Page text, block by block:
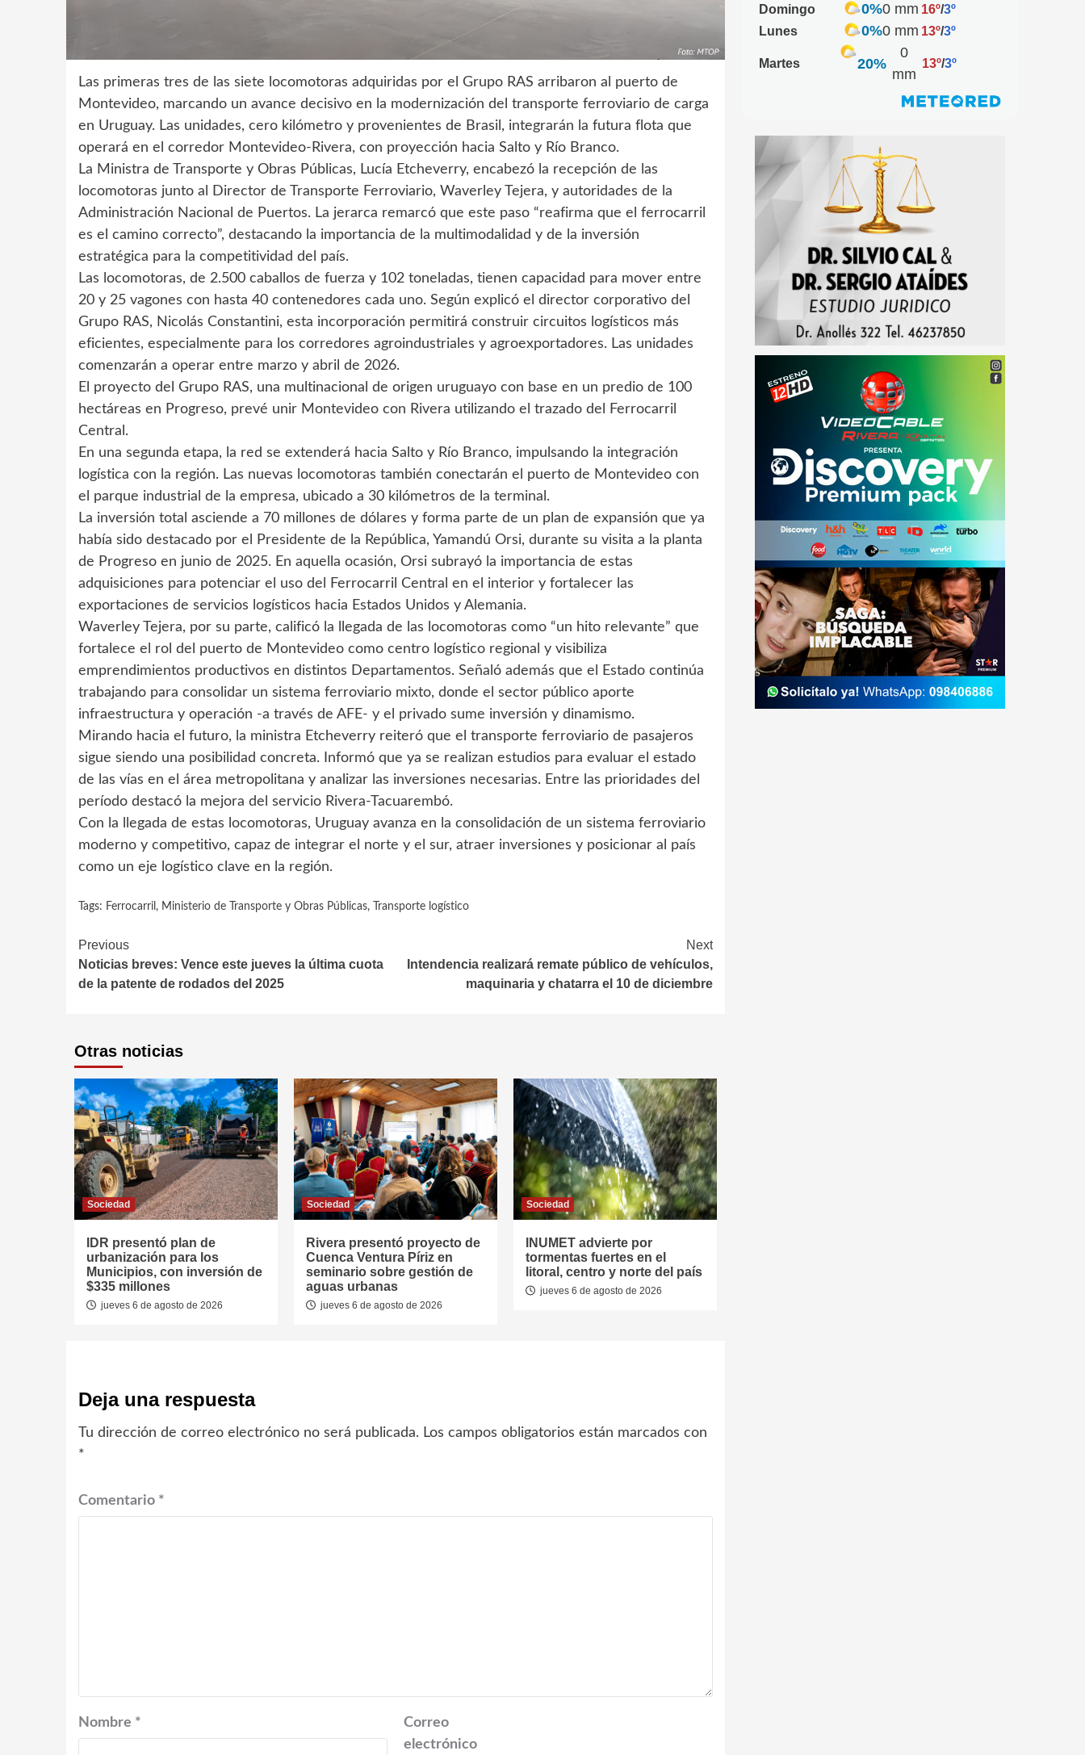
Las primeras tres de las siete locomotoras adquiridas por el Grupo RAS arribaron al puerto de
Montevideo, marcando un avance decisivo en la modernización del transporte ferroviario de carga
en Uruguay. Las unidades, cero kilómetro y provenientes de Brasil, integrarán la futura flota que
operará en el corredor Montevideo-Rivera, con proyección hacia Salto y Río Branco.
La Ministra de Transporte y Obras Públicas, Lucía Etcheverry, encabezó la recepción de las
locomotoras junto al Director de Transporte Ferroviario, Waverley Tejera, y autoridades de la
Administración Nacional de Puertos. La jerarca remarcó que este paso “reafirma que el ferrocarril
es el camino correcto”, destacando la importancia de la multimodalidad y de la inversión
estratégica para la competitividad del país.
Las locomotoras, de 2.500 caballos de fuerza y 102 toneladas, tienen capacidad para mover entre
20 y 25 vagones con hasta 40 contenedores cada uno. Según explicó el director corporativo del
Grupo RAS, Nicolás Constantini, esta incorporación permitirá construir circuitos logísticos más
eficientes, especialmente para los corredores agroindustriales y agroexportadores. Las unidades
comenzarán a operar entre marzo y abril de 2026.
El proyecto del Grupo RAS, una multinacional de origen uruguayo con base en un predio de 100
hectáreas en Progreso, prevé unir Montevideo con Rivera utilizando el trazado del Ferrocarril
Central.
En una segunda etapa, la red se extenderá hacia Salto y Río Branco, impulsando la integración
logística con la región. Las nuevas locomotoras también conectarán el puerto de Montevideo con
el parque industrial de la empresa, ubicado a 30 kilómetros de la terminal.
La inversión total asciende a 70 millones de dólares y forma parte de un plan de expansión que ya
había sido destacado por el Presidente de la República, Yamandú Orsi, durante su visita a la planta
de Progreso en junio de 2025. En aquella ocasión, Orsi subrayó la importancia de estas
adquisiciones para potenciar el uso del Ferrocarril Central en el interior y fortalecer las
exportaciones de servicios logísticos hacia Estados Unidos y Alemania.
Waverley Tejera, por su parte, calificó la llegada de las locomotoras como “un hito relevante” que
fortalece el rol del puerto de Montevideo como centro logístico regional y visibiliza
emprendimientos productivos en distintos Departamentos. Señaló además que el Estado continúa
trabajando para consolidar un sistema ferroviario mixto, donde el sector público aporte
infraestructura y operación -a través de AFE- y el privado sume inversión y dinamismo.
Mirando hacia el futuro, la ministra Etcheverry reiteró que el transporte ferroviario de pasajeros
sigue siendo una posibilidad concreta. Informó que ya se realizan estudios para evaluar el estado
de las vías en el área metropolitana y analizar las inversiones necesarias. Entre las prioridades del
período destacó la mejora del servicio Rivera-Tacuarembó.
Con la llegada de estas locomotoras, Uruguay avanza en la consolidación de un sistema ferroviario
moderno y competitivo, capaz de integrar el norte y el sur, atraer inversiones y posicionar al país
como un eje logístico clave en la región.
Tags: Ferrocarril , Ministerio de Transporte y Obras Públicas, Transporte logístico
Continue
Reading
Previous
Noticias breves: Vence este jueves la última cuota
de la patente de rodados del 2025
Next
Intendencia realizará remate público de vehículos,
maquinaria y chatarra el 10 de diciembre
Otras noticias
Sociedad
IDR presentó plan de
urbanización para los
Municipios, con inversión de
$335 millones
jueves 6 de agosto de 2026
Sociedad
Rivera presentó proyecto de
Cuenca Ventura Píriz en
seminario sobre gestión de
aguas urbanas
jueves 6 de agosto de 2026
Sociedad
INUMET advierte por
tormentas fuertes en el
litoral, centro y norte del país
jueves 6 de agosto de 2026
Deja una respuesta
Tu dirección de correo electrónico no será publicada. Los campos obligatorios están marcados con
*
Comentario *
Nombre *
Correo
electrónico
Domingo
0%0 mm 16º/3º
Lunes
0%0 mm 13º/3º
Martes 20%
0
mm
13º/3º